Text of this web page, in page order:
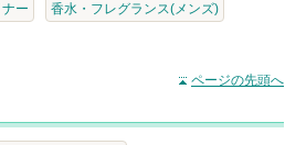
ー 香水・フレグランス(メンズ)
ページの先頭へ